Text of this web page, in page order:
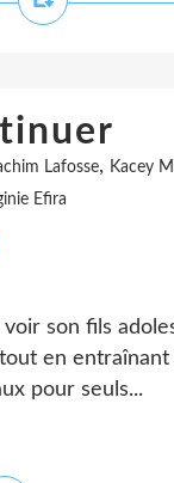
Lafosse, Kacey
Efira
son fils
en entraînant
pour seuls...